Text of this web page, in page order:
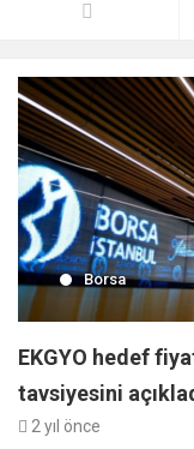
Borsa
EKGYO hedef
tavsiyesini
2 yıl önce